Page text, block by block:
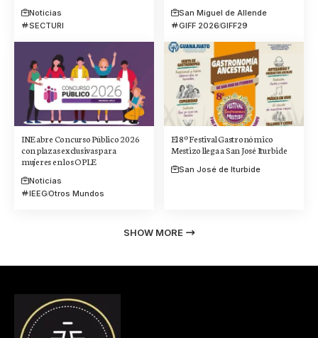
Noticias
SECTURI
San Miguel de Allende
GIFF 2026GIFF29
INE abre Concurso Público 2026
con plazas exclusivas para
mujeres en los OPLE
Noticias
IEEGOtros Mundos
El 8º Festival Gastronómico
Mestizo llega a San José Iturbide
San José de Iturbide
SHOW MORE